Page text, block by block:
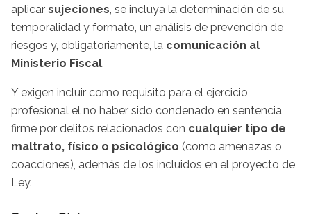
aplicar sujeciones, se incluya la determinación de su
temporalidad y formato, un análisis de prevención de
riesgos y, obligatoriamente, la comunicación al
Ministerio Fiscal.
Y exigen incluir como requisito para el ejercicio
profesional el no haber sido condenado en sentencia
firme por delitos relacionados con cualquier tipo de
maltrato, físico o psicológico (como amenazas o
coacciones), además de los incluidos en el proyecto de
Ley.